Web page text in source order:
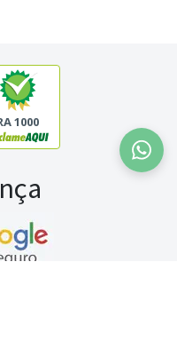
1000